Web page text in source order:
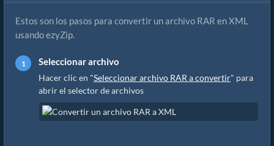
Estos son los pasos para convertir un archivo RAR en XML
usando ezyZip.
Seleccionar archivo
Hacer clic en "Seleccionar archivo RAR a convertir" para
abrir el selector de archivos